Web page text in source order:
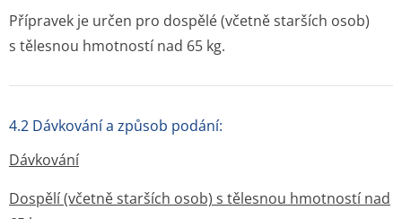
Přípravek je určen pro dospělé (včetně starších osob)
s tělesnou hmotností nad 65 kg.
4.2 Dávkování a způsob podání:
Dávkování
Dospělí (včetně starších osob) s tělesnou hmotností nad